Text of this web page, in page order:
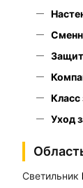
Уход
Светильник